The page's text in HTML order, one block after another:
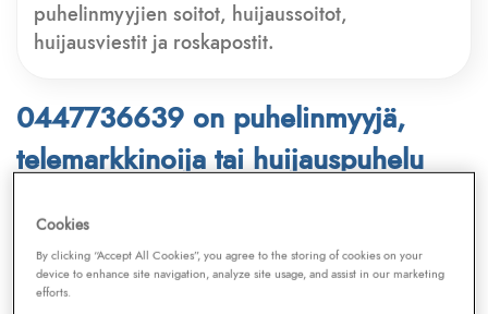
puhelinmyyjien soitot, huijaussoitot,
huijausviestit ja roskapostit.
0447736639 on puhelinmyyjä,
telemarkkinoija tai huijauspuhelu
Puhelinnumero
Telemarkkinointiliiton jaKilpi-sovelluksen
tietokannasta, joka kattaa satoja tuhansia
Cookies
By clicking “Accept All Cookies”, you agree to the storing of cookies on your
device to enhance site navigation, analyze site usage, and assist in our marketing
efforts.